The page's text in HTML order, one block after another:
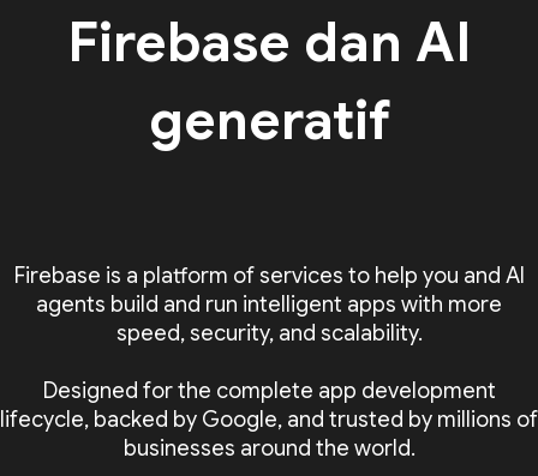
Firebase dan AI
generatif
Firebase is a platform of services to help you and AI
agents build and run intelligent apps with more
speed, security, and scalability.
Designed for the complete app development
lifecycle, backed by Google, and trusted by millions of
businesses around the world.